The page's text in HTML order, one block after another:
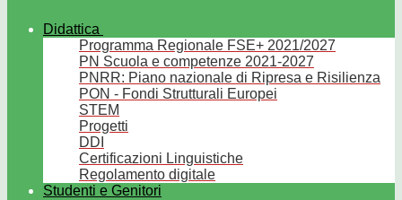
Didattica
Programma Regionale FSE+ 2021/2027
PN Scuola e competenze 2021-2027
PNRR: Piano nazionale di Ripresa e Risilienza
PON - Fondi Strutturali Europei
STEM
Progetti
DDI
Certificazioni Linguistiche
Regolamento digitale
Studenti e Genitori